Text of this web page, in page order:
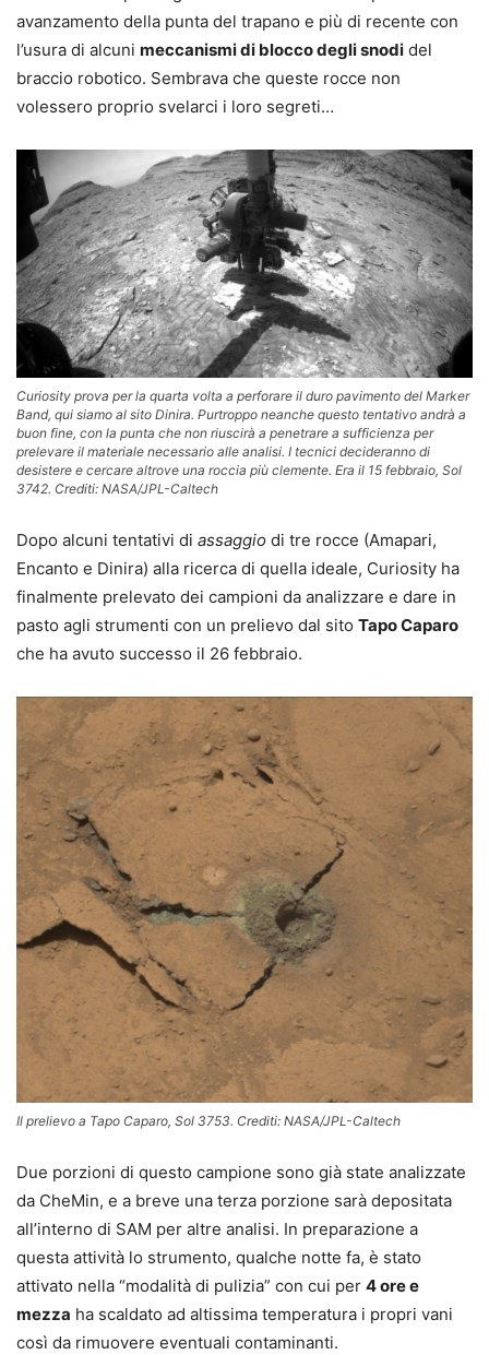
avanzamento della punta del trapano e più di recente con
l’usura di alcuni meccanismi di blocco degli snodi del
braccio robotico. Sembrava che queste rocce non
volessero proprio svelarci i loro segreti…
Curiosity prova per la quarta volta a perforare il duro pavimento del Marker
Band, qui siamo al sito Dinira. Purtroppo neanche questo tentativo andrà a
buon fine, con la punta che non riuscirà a penetrare a sufficienza per
prelevare il materiale necessario alle analisi. I tecnici decideranno di
desistere e cercare altrove una roccia più clemente. Era il 15 febbraio, Sol
3742. Crediti: NASA/JPL-Caltech
Dopo alcuni tentativi di assaggio di tre rocce (Amapari,
Encanto e Dinira) alla ricerca di quella ideale, Curiosity ha
finalmente prelevato dei campioni da analizzare e dare in
pasto agli strumenti con un prelievo dal sito Tapo Caparo
che ha avuto successo il 26 febbraio.
Il prelievo a Tapo Caparo, Sol 3753. Crediti: NASA/JPL-Caltech
Due porzioni di questo campione sono già state analizzate
da CheMin, e a breve una terza porzione sarà depositata
all’interno di SAM per altre analisi. In preparazione a
questa attività lo strumento, qualche notte fa, è stato
attivato nella “modalità di pulizia” con cui per 4 ore e
mezza ha scaldato ad altissima temperatura i propri vani
così da rimuovere eventuali contaminanti.